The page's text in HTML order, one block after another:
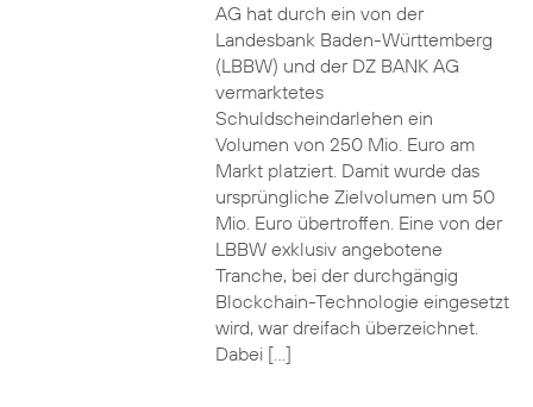
AG hat durch ein von der
Landesbank Baden-Württemberg
(LBBW) und der DZ BANK AG
vermarktetes
Schuldscheindarlehen ein
Volumen von 250 Mio. Euro am
Markt platziert. Damit wurde das
ursprüngliche Zielvolumen um 50
Mio. Euro übertroffen. Eine von der
LBBW exklusiv angebotene
Tranche, bei der durchgängig
Blockchain-Technologie eingesetzt
wird, war dreifach überzeichnet.
Dabei […]